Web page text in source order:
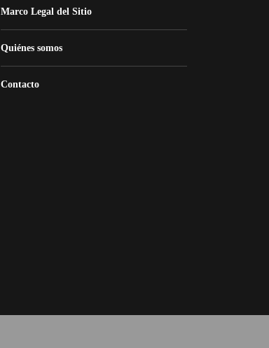
Marco Legal del Sitio
Quiénes somos
Contacto